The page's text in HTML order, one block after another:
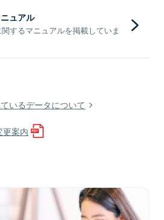
ュアル
するマニュアルを掲載していま
いるデータについて
案内